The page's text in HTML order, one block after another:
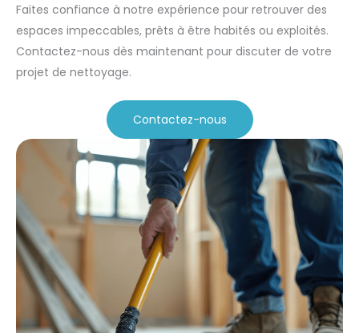
Faites confiance à notre expérience pour retrouver des
espaces impeccables, prêts à être habités ou exploités.
Contactez-nous dès maintenant pour discuter de votre
projet de nettoyage.
Contactez-nous